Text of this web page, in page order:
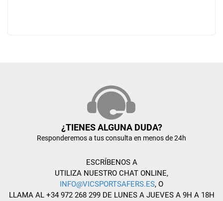
¿TIENES ALGUNA DUDA?
Responderemos a tus consulta en menos de 24h
ESCRÍBENOS A
UTILIZA NUESTRO CHAT ONLINE,
INFO@VICSPORTSAFERS.ES, O
LLAMA AL +34 972 268 299 DE LUNES A JUEVES A 9H A 18H